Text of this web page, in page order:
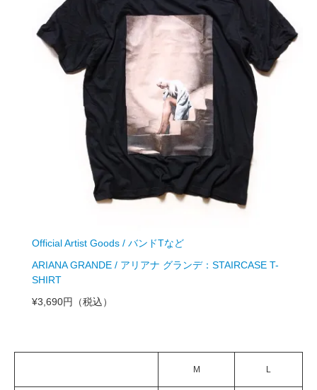
Official Artist Goods / バンドTなど
ARIANA GRANDE / アリアナ グランデ：STAIRCASE T-
SHIRT
¥3,690円
（税込）
M L